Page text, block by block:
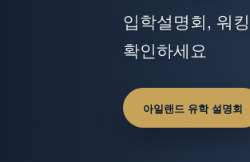
입학설명회, 워
확인하세요
아일랜드 유학 설명회